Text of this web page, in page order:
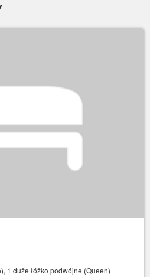
1 duże łóżko podwójne (Queen)